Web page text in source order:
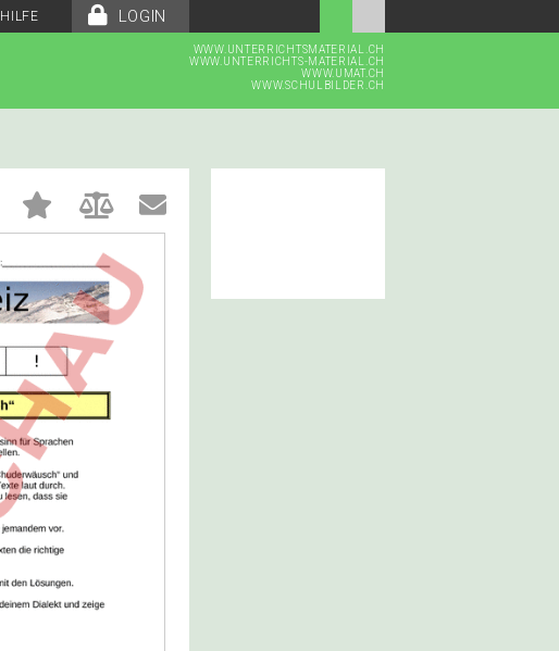
LOGIN
HILFE
WWW.UNTERRICHTSMATERIAL.CH
WWW.UNTERRICHTS-MATERIAL.CH
WWW.UMAT.CH
WWW.SCHULBILDER.CH